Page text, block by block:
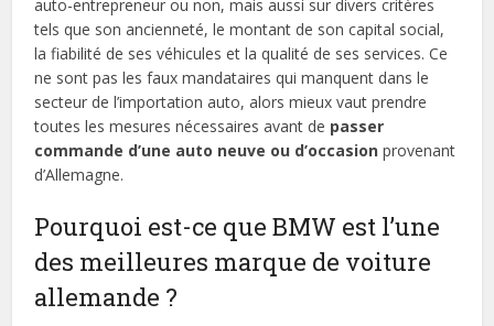
auto-entrepreneur ou non, mais aussi sur divers critères
tels que son ancienneté, le montant de son capital social,
la fiabilité de ses véhicules et la qualité de ses services. Ce
ne sont pas les faux mandataires qui manquent dans le
secteur de l’importation auto, alors mieux vaut prendre
toutes les mesures nécessaires avant de passer
commande d’une auto neuve ou d’occasion provenant
d’Allemagne.
Pourquoi est-ce que BMW est l’une
des meilleures marque de voiture
allemande ?